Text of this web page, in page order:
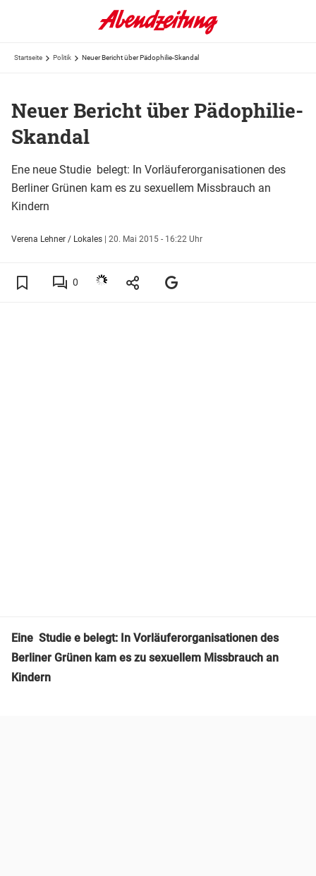
Startseite Politik Neuer Bericht über Pädophilie-Skandal
Neuer Bericht über Pädophilie-
Skandal
Ene neue Studie belegt: In Vorläuferorganisationen des
Berliner Grünen kam es zu sexuellem Missbrauch an
Kindern
Verena Lehner / Lokales | 20. Mai 2015 - 16:22 Uhr
0
Eine Studie e belegt: In Vorläuferorganisationen des
Berliner Grünen kam es zu sexuellem Missbrauch an
Kindern